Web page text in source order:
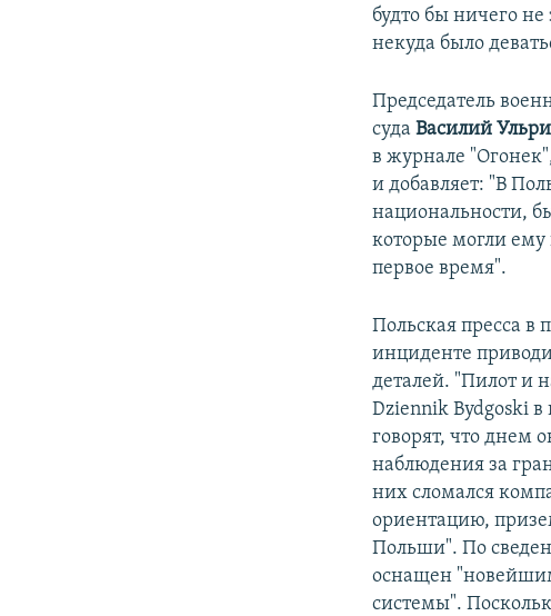
будто бы ничего
некуда было
Председатель
суда Василий
в журнале
и добавляет: "В
национальности,
которые могли ему
первое время".
Польская пресса в
инциденте
деталей. "Пилот и
Dziennik Bydgoski в
говорят, что днем
наблюдения за
них сломался
ориентацию,
Польши". По
оснащен
системы".